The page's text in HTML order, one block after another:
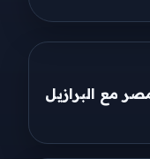
واتساب
مع البرازيل